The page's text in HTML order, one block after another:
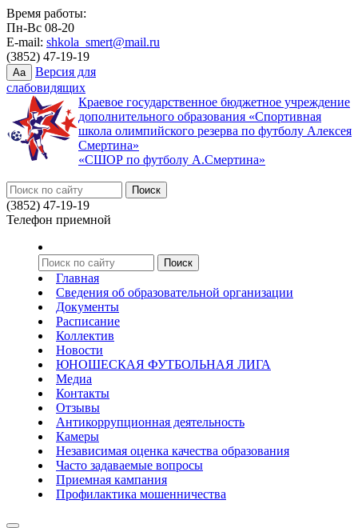
Время работы:
Пн-Вс 08-20
E-mail: shkola_smert@mail.ru
(3852) 47-19-19
Aa
Версия для
слабовидящих
Краевое государственное бюджетное учреждение
дополнительного образования «Спортивная
школа олимпийского резерва по футболу Алексея
Смертина»
«СШОР по футболу А.Смертина»
(3852) 47-19-19
Телефон приемной
Главная
Сведения об образовательной организации
Документы
Расписание
Коллектив
Новости
ЮНОШЕСКАЯ ФУТБОЛЬНАЯ ЛИГА
Медиа
Контакты
Отзывы
Антикоррупционная деятельность
Камеры
Независимая оценка качества образования
Часто задаваемые вопросы
Приемная кампания
Профилактика мошенничества